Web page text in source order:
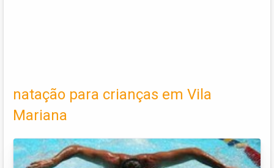
natação para crianças em Vila
Mariana